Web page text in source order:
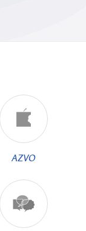
AZVO